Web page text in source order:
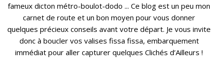
fameux dicton métro-boulot-dodo ... Ce blog est un peu mon
carnet de route et un bon moyen pour vous donner
quelques précieux conseils avant votre départ. Je vous invite
donc à boucler vos valises fissa fissa, embarquement
immédiat pour aller capturer quelques Clichés d’Ailleurs !